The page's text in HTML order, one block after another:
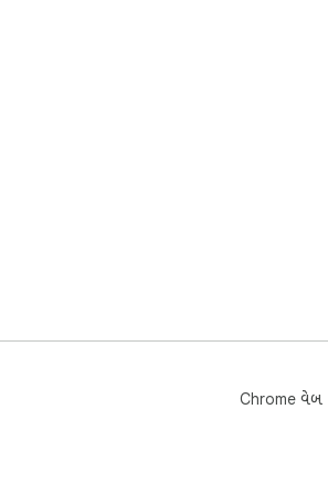
Chrome વેબ